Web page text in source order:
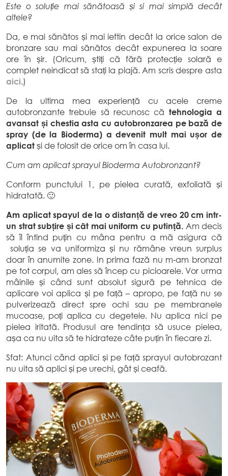
Este o soluție mai sănătoasă și si mai simplă decât
altele?
Da, e mai sănătos și mai ieftin decât la orice salon de
bronzare sau mai sănătos decât expunerea la soare
ore în șir. (Oricum, știți că fără protecție solară e
complet neindicat să stați la plajă. Am scris despre asta
aici.)
De la ultima mea experiență cu acele creme
autobronzante trebuie să recunosc că tehnologia a
avansat și chestia asta cu autobronzarea pe bază de
spray (de la Bioderma) a devenit mult mai ușor de
aplicat și de folosit de orice om în casa lui.
Cum am aplicat sprayul Bioderma Autobronzant?
Conform punctului 1, pe pielea curată, exfoliată și
hidratată. 🙂
Am aplicat spayul de la o distanță de vreo 20 cm intr-
un strat subțire și cât mai uniform cu putință. Am decis
să îl întind puțin cu mâna pentru a mă asigura că
soluția se va uniformiza și nu rămâne vreun surplus
doar în anumite zone. In prima fază nu m-am bronzat
pe tot corpul, am ales să încep cu picioarele. Vor urma
mâinile și când sunt absolut sigură pe tehnica de
aplicare voi aplica și pe față – apropo, pe față nu se
pulverizează direct spre ochi sau pe membranele
mucoase, poți aplica cu degetele. Nu aplica nici pe
pielea iritată. Produsul are tendința să usuce pielea,
așa ca nu uita să te hidrateze câte puțin în fiecare zi.
Sfat: Atunci când aplici și pe față sprayul autobrozant
nu uita să aplici și pe urechi, gât și ceafă.